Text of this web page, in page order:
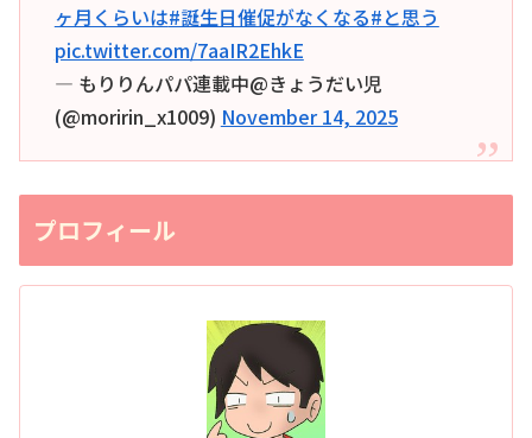
ヶ月くらいは#誕生日催促がなくなる#と思う
pic.twitter.com/7aaIR2EhkE
— もりりんパパ連載中@きょうだい児
(@moririn_x1009) November 14, 2025
プロフィール